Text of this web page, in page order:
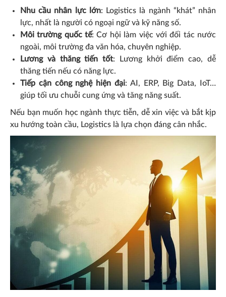
Nhu cầu nhân lực lớn: Logistics là ngành “khát” nhân
lực, nhất là người có ngoại ngữ và kỹ năng số.
Môi trường quốc tế: Cơ hội làm việc với đối tác nước
ngoài, môi trường đa văn hóa, chuyên nghiệp.
Lương và thăng tiến tốt: Lương khởi điểm cao, dễ
thăng tiến nếu có năng lực.
Tiếp cận công nghệ hiện đại: AI, ERP, Big Data, IoT…
giúp tối ưu chuỗi cung ứng và tăng năng suất.
Nếu bạn muốn học ngành thực tiễn, dễ xin việc và bắt kịp
xu hướng toàn cầu, Logistics là lựa chọn đáng cân nhắc.